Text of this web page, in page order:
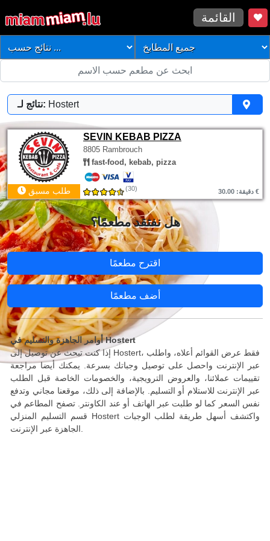
القائمة
نتائج لـ: Hostert
SEVIN KEBAB PIZZA
8805 Rambrouch
fast-food, kebab, pizza
طلب مسبق (30) دقيقة: 30.00 €
هل نفتقد مطعمًا؟
اقترح مطعمًا
أضف مطعمًا
أوامر الجاهزة والتسليم في Hostert
إذا كنت تبحث عن توصيل إلى Hostert، فقط عرض القوائم أعلاه، واطلب
عبر الإنترنت واحصل على توصيل وجباتك بسرعة. يمكنك أيضا مراجعة
تقييمات عملائنا، والعروض الترويجية، والخصومات الخاصة قبل الطلب
عبر الإنترنت للاستلام أو التسليم. بالإضافة إلى ذلك، موقعنا مجاني وتدفع
نفس السعر كما لو طلبت عبر الهاتف أو عند الكاونتر. تصفح المطاعم في
قسم التسليم المنزلي Hostert واكتشف أسهل طريقة لطلب الوجبات